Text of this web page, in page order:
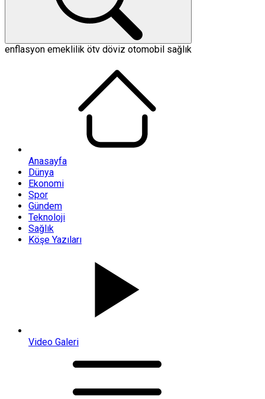
enflasyon emeklilik ötv döviz otomobil sağlık
Anasayfa
Dünya
Ekonomi
Spor
Gündem
Teknoloji
Sağlık
Köşe Yazıları
Video Galeri